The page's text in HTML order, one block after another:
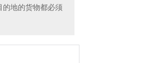
的地的货物都必须